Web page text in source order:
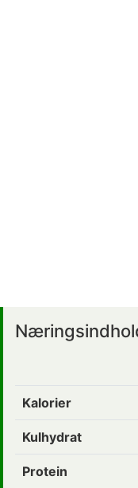
Kalorier
Kulhydrat
Protein